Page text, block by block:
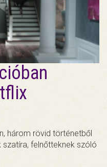
három rövid történetből
felnőtteknek szóló